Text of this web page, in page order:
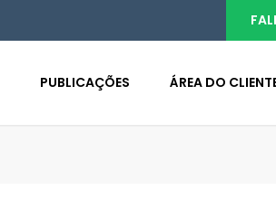
PUBLICAÇÕES ÁREA DO